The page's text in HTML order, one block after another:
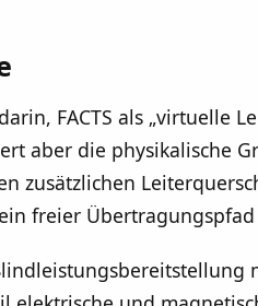
FACTS als „virtuelle
aber die physikalische
zusätzlichen
freier